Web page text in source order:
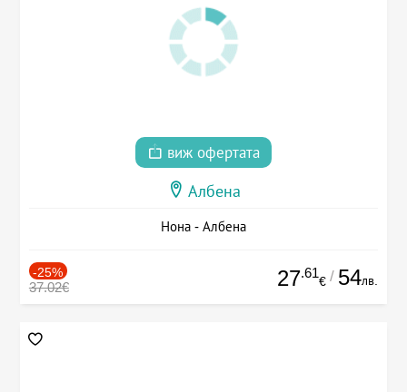
виж офертата
Албена
Нона - Албена
-25%
37.02€ 27.61
€ / 54лв.